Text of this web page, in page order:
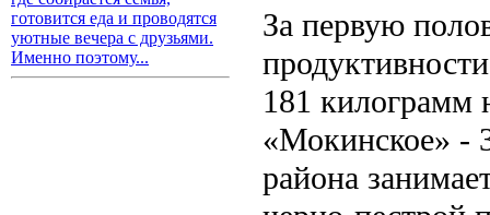
готовится еда и проводятся
уютные вечера с друзьями.
Именно поэтому...
За первую
181 килограмм
«Мокинское» -
района